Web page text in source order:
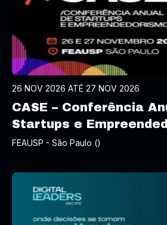
26 NOV 2026 ATÉ 27 NOV 2026
CASE – Conferência
Startups e
FEAUSP - São Paulo ()